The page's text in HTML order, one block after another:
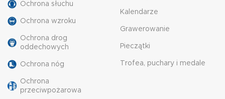
Ochrona słuchu
Ochrona wzroku
Ochrona drog
oddechowych
Ochrona nóg
Ochrona
przeciwpożarowa
Kalendarze
Grawerowanie
Pieczątki
Trofea, puchary i medale